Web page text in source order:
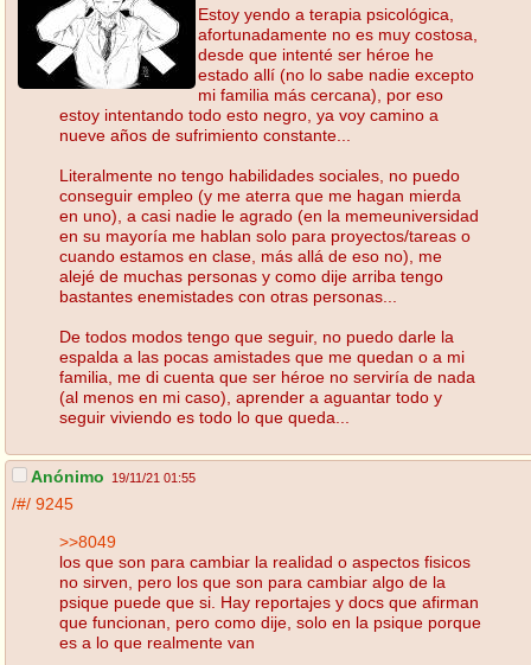
Estoy yendo a terapia psicológica,
afortunadamente no es muy costosa,
desde que intenté ser héroe he
estado allí (no lo sabe nadie excepto
mi familia más cercana), por eso
estoy intentando todo esto negro, ya voy camino a
nueve años de sufrimiento constante...
Literalmente no tengo habilidades sociales, no puedo
conseguir empleo (y me aterra que me hagan mierda
en uno), a casi nadie le agrado (en la memeuniversidad
en su mayoría me hablan solo para proyectos/tareas o
cuando estamos en clase, más allá de eso no), me
alejé de muchas personas y como dije arriba tengo
bastantes enemistades con otras personas...
De todos modos tengo que seguir, no puedo darle la
espalda a las pocas amistades que me quedan o a mi
familia, me di cuenta que ser héroe no serviría de nada
(al menos en mi caso), aprender a aguantar todo y
seguir viviendo es todo lo que queda...
Anónimo 19/11/21 01:55
/#/ 9245
>>8049
los que son para cambiar la realidad o aspectos fisicos
no sirven, pero los que son para cambiar algo de la
psique puede que si. Hay reportajes y docs que afirman
que funcionan, pero como dije, solo en la psique porque
es a lo que realmente van